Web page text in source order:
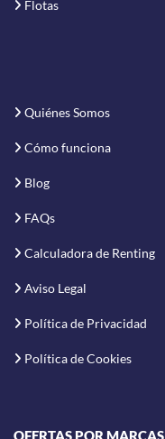
Flotas
Quiénes Somos
Cómo funciona
Blog
FAQs
Calculadora de Renting
Aviso Legal
Política de Privacidad
Política de Cookies
OFERTAS POR MARCAS